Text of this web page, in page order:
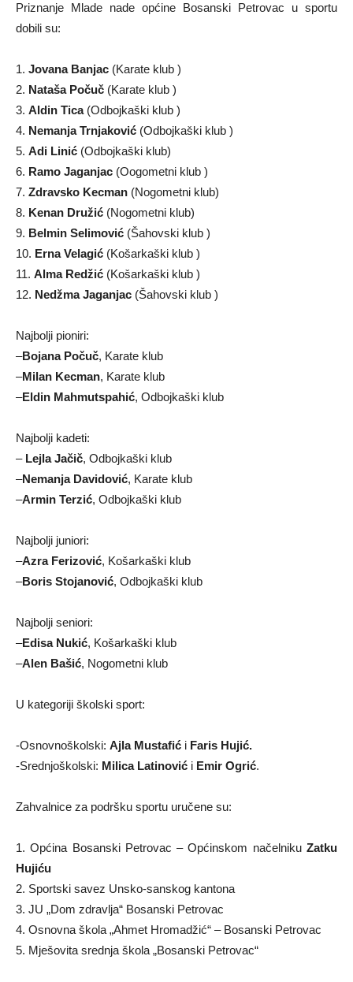
Priznanje Mlade nade općine Bosanski Petrovac u sportu
dobili su:
1. Jovana Banjac (Karate klub )
2. Nataša Počuč (Karate klub )
3. Aldin Tica(Odbojkaški klub )
4. Nemanja Trnjaković (Odbojkaški klub )
5. Adi Linić (Odbojkaški klub)
6. Ramo Jaganjac (Oogometni klub )
7. Zdravsko Kecman (Nogometni klub)
8. Kenan Družić (Nogometni klub)
9. Belmin Selimović (Šahovski klub )
10. Erna Velagić (Košarkaški klub )
11. Alma Redžić (Košarkaški klub )
12. Nedžma Jaganjac (Šahovski klub )
Najbolji pioniri:
–Bojana Počuč, Karate klub
–Milan Kecman, Karate klub
–Eldin Mahmutspahić, Odbojkaški klub
Najbolji kadeti:
– Lejla Jačič, Odbojkaški klub
–Nemanja Davidović, Karate klub
–Armin Terzić, Odbojkaški klub
Najbolji juniori:
–Azra Ferizović, Košarkaški klub
–Boris Stojanović, Odbojkaški klub
Najbolji seniori:
–Edisa Nukić, Košarkaški klub
–Alen Bašić, Nogometni klub
U kategoriji školski sport:
-Osnovnoškolski: Ajla Mustafić i Faris Hujić.
-Srednjoškolski: Milica Latinović i Emir Ogrić.
Zahvalnice za podršku sportu uručene su:
1. Općina Bosanski Petrovac – Općinskom načelniku Zatku
Hujiću
2. Sportski savez Unsko-sanskog kantona
3. JU „Dom zdravlja“ Bosanski Petrovac
4. Osnovna škola „Ahmet Hromadžić“ – Bosanski Petrovac
5. Mješovita srednja škola „Bosanski Petrovac“